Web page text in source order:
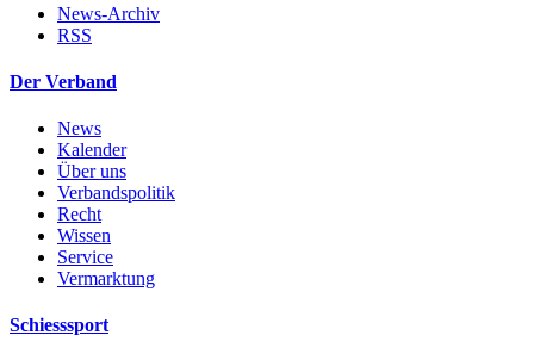
News-Archiv
RSS
Der Verband
News
Kalender
Über uns
Verbandspolitik
Recht
Wissen
Service
Vermarktung
Schiesssport